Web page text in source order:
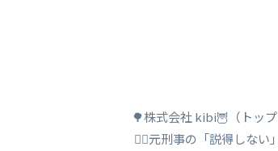
🌳株式会社 kibi🦉（トップ
🕵️‍♂️元刑事の「説得しない